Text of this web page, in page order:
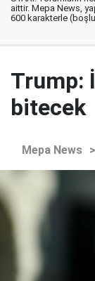
aittir. Mepa News,
600 karakterle
Trump:
bitecek
Mepa News >